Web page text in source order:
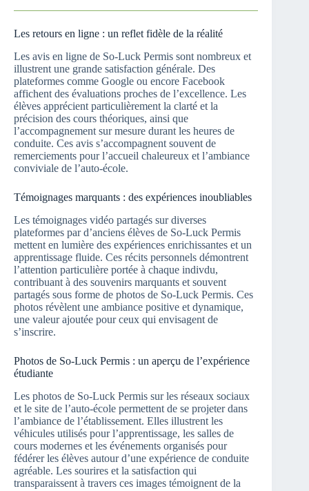
Les retours en ligne : un reflet fidèle de la réalité
Les avis en ligne de So-Luck Permis sont nombreux et
illustrent une grande satisfaction générale. Des
plateformes comme Google ou encore Facebook
affichent des évaluations proches de l’excellence. Les
élèves apprécient particulièrement la clarté et la
précision des cours théoriques, ainsi que
l’accompagnement sur mesure durant les heures de
conduite. Ces avis s’accompagnent souvent de
remerciements pour l’accueil chaleureux et l’ambiance
conviviale de l’auto-école.
Témoignages marquants : des expériences inoubliables
Les témoignages vidéo partagés sur diverses
plateformes par d’anciens élèves de So-Luck Permis
mettent en lumière des expériences enrichissantes et un
apprentissage fluide. Ces récits personnels démontrent
l’attention particulière portée à chaque indivdu,
contribuant à des souvenirs marquants et souvent
partagés sous forme de photos de So-Luck Permis. Ces
photos révèlent une ambiance positive et dynamique,
une valeur ajoutée pour ceux qui envisagent de
s’inscrire.
Photos de So-Luck Permis : un aperçu de l’expérience
étudiante
Les photos de So-Luck Permis sur les réseaux sociaux
et le site de l’auto-école permettent de se projeter dans
l’ambiance de l’établissement. Elles illustrent les
véhicules utilisés pour l’apprentissage, les salles de
cours modernes et les événements organisés pour
fédérer les élèves autour d’une expérience de conduite
agréable. Les sourires et la satisfaction qui
transparaissent à travers ces images témoignent de la